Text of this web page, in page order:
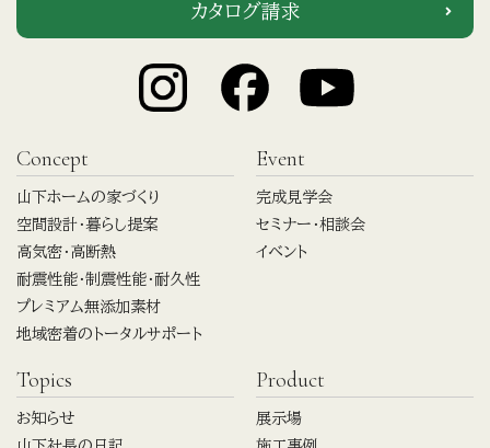
カタログ請求
Concept
山下ホームの家づくり
空間設計・暮らし提案
高気密・高断熱
耐震性能・制震性能・耐久性
プレミアム無添加素材
地域密着のトータルサポート
Event
完成見学会
セミナー・相談会
イベント
Topics
お知らせ
Product
展示場